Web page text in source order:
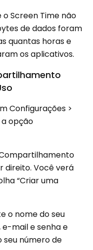
Screen Time não
de dados foram
quantas horas e
os aplicativos.
Configurações >
opção
direito. Você verá
“Criar uma
o nome do seu
e-mail e senha e
seu número de